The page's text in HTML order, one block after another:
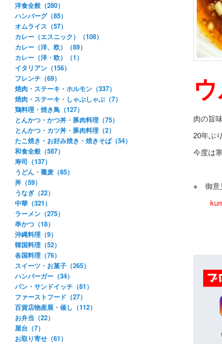
肉の旨
20年ぶ
今度は
※ 御意
洋食全般（280）
ハンバーグ（85）
オムライス（57）
カレー（エスニック）（108）
カレー（洋、欧）（89）
カレー（洋・欧）（1）
イタリアン（156）
フレンチ（69）
焼肉・ステーキ・ホルモン（337）
焼肉・ステーキ・しゃぶしゃぶ（7）
鶏料理・焼き鳥（127）
とんかつ・かつ丼・豚肉料理（75）
とんかつ・カツ丼・豚肉料理（2）
たこ焼き・お好み焼き・焼きそば（54）
和食全般（587）
寿司（137）
うどん・蕎麦（85）
丼（59）
うなぎ（22）
中華（321）
ラーメン（275）
串かつ（18）
沖縄料理（9）
韓国料理（52）
各国料理（76）
スイーツ・お菓子（265）
ハンバーガー（34）
パン・サンドイッチ（81）
ファーストフード（27）
百貨店物産展・催し（112）
お弁当（22）
屋台（7）
お取り寄せ（61）